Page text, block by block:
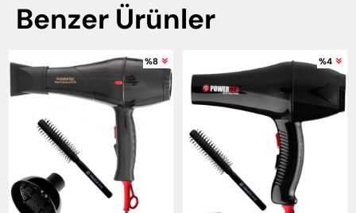
Benzer Ürünler
%8 %4